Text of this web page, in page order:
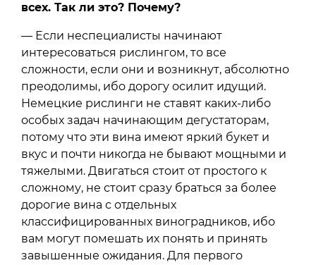
всех. Так ли это? Почему?
— Если неспециалисты начинают
интересоваться рислингом, то все
сложности, если они и возникнут, абсолютно
преодолимы, ибо дорогу осилит идущий.
Немецкие рислинги не ставят каких-либо
особых задач начинающим дегустаторам,
потому что эти вина имеют яркий букет и
вкус и почти никогда не бывают мощными и
тяжелыми. Двигаться стоит от простого к
сложному, не стоит сразу браться за более
дорогие вина с отдельных
классифицированных виноградников, ибо
вам могут помешать их понять и принять
завышенные ожидания. Для первого